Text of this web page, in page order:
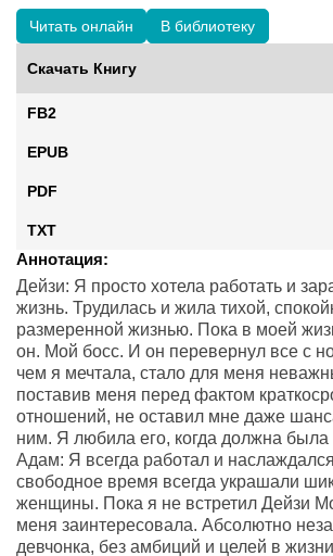
Читать онлайн В библиотеку
Скачать Книгу
FB2
EPUB
PDF
TXT
Аннотация:
Дейзи: Я просто хотела работать и
жизнь. Трудилась и жила тихой,
размеренной жизнью. Пока в моей
он. Мой босс. И он перевернул все с
чем я мечтала, стало для меня
поставив меня перед фактом
отношений, не оставил мне даже
ним. Я любила его, когда должна была
Адам: Я всегда работал и
свободное время всегда украшали
женщины. Пока я не встретил Дейзи
меня заинтересовала. Абсолютно
девчонка, без амбиций и целей в